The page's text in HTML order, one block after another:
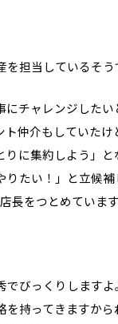
担当しているそう
チャレンジした
仲介もしていたけ
に集約しよう」と
たい！」と立候補
長をつとめています
でびっくりします
持ってきますから